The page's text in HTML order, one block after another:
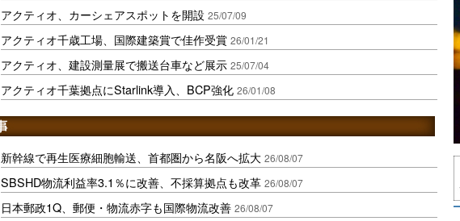
アクティオ、カーシェアスポットを開設 25/07/09
アクティオ千歳工場、国際建築賞で佳作受賞 26/01/21
アクティオ、建設測量展で搬送台車など展示 25/07/04
アクティオ千葉拠点にStarlink導入、BCP強化 26/01/08
新幹線で再生医療細胞輸送、首都圏から名阪へ拡大 26/08/07
SBSHD物流利益率3.1％に改善、不採算拠点も改革 26/08/07
日本郵政1Q、郵便・物流赤字も国際物流改善 26/08/07